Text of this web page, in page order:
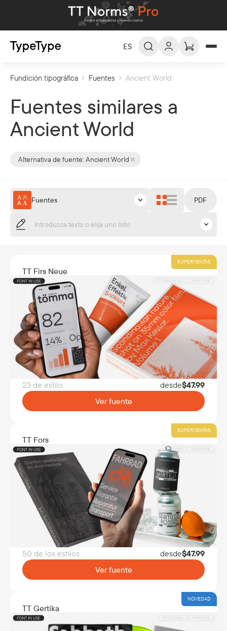
ES
ES -Español
DE - Deutsch
FR -
Français
Fundición tipográfica Fuentes Ancient World
Fuentes similares a
Ancient World
Alternativa de fuente: Ancient World
Fuentes PDF
SUPERVENTAS
TT Firs Neue
23 de estilo desde$47.99
Ver fuente
SUPERVENTAS
TT Fors
50 de los estilos desde$47.99
Ver fuente
NOVEDAD
TT Gertika